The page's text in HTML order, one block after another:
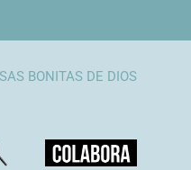
BONITAS DE DIOS